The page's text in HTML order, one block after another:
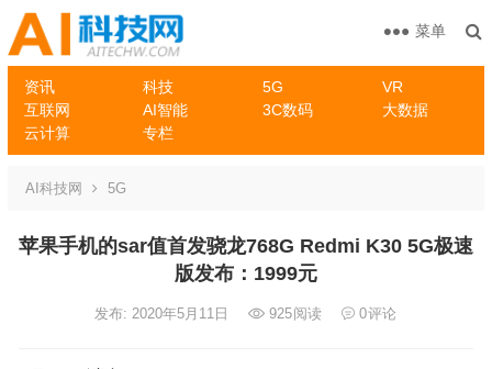
资讯 科技 5G
VR
互联网
AI智能 3C数码
大数据
云计算
专栏
菜单
AI科技网 5G
苹果手机的sar值首发骁龙768G Redmi K30 5G极速
版发布：1999元
发布: 2020年5月11日 925阅读 0评论